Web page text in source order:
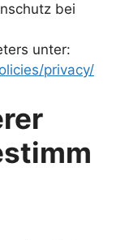
bei
unter:
privacy/